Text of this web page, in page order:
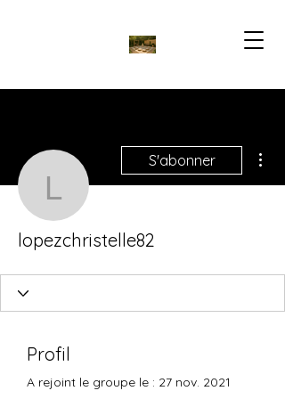
lopezchristelle82
S'abonner
lopezchristelle82
Profil
A rejoint le groupe le : 27 nov. 2021